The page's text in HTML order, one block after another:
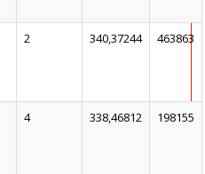
2 340,37244 463863
4 338,46812 198155